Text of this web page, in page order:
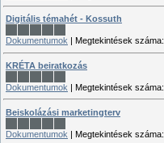
Digitális témahét - Kossuth
Dokumentumok Megtekintések száma:
KRÉTA beiratkozás
Dokumentumok | Megtekintések száma:
Beiskolázási marketingterv
Dokumentumok | Megtekintések száma: